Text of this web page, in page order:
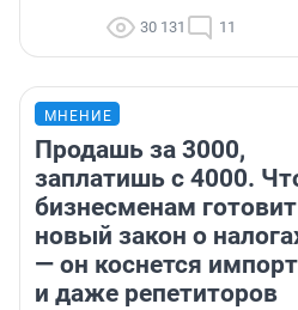
30 131 11
МНЕНИЕ
Продашь за 3000,
заплатишь с 4000.
бизнесменам готовит
новый закон о
— он коснется
и даже репетиторов